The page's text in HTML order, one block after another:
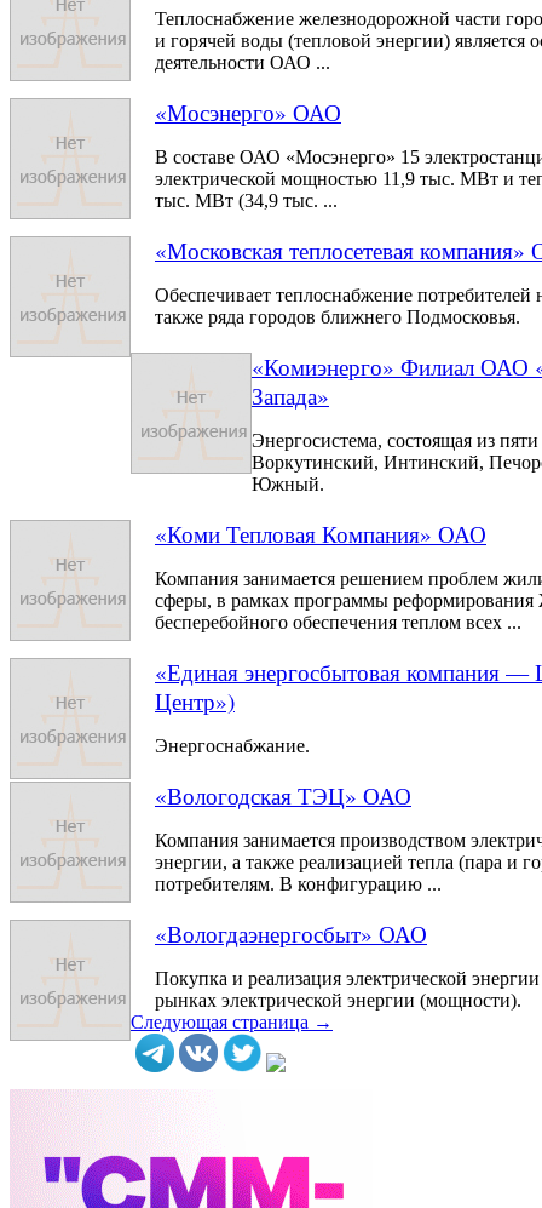
Теплоснабжение железнодорожной части
и горячей воды (тепловой энергии) является
деятельности ОАО ...
«Мосэнерго» ОАО
В составе ОАО «Мосэнерго» 15
электрической мощностью 11,9 тыс. МВт и
тыс. МВт (34,9 тыс. ...
«Московская теплосетевая
Обеспечивает теплоснабжение
также ряда городов ближнего Подмосковья.
«Комиэнерго» Филиал
Запада»
Энергосистема, состоящая из пяти
Воркутинский, Интинский,
Южный.
«Коми Тепловая Компания» ОАО
Компания занимается решением проблем
сферы, в рамках программы
бесперебойного обеспечения теплом всех ...
«Единая энергосбытовая компания
Центр»)
Энергоснабжание.
«Вологодская ТЭЦ» ОАО
Компания занимается производством
энергии, а также реализацией тепла (пара и
потребителям. В конфигурацию ...
«Вологдаэнергосбыт» ОАО
Покупка и реализация электрической
рынках электрической энергии (мощности).
Следующая страница →